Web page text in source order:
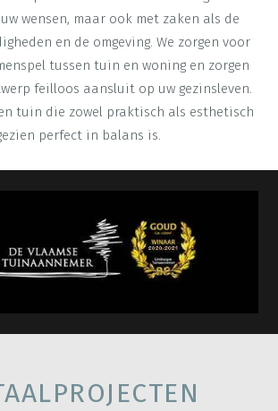
wensen, maar ook met zaken als de
en de omgeving. We zorgen voor
tussen tuin en woning en zorgen
feilloos aansluit op uw gezinsleven.
tuin die zowel praktisch als esthetisch
perfect in balans is.